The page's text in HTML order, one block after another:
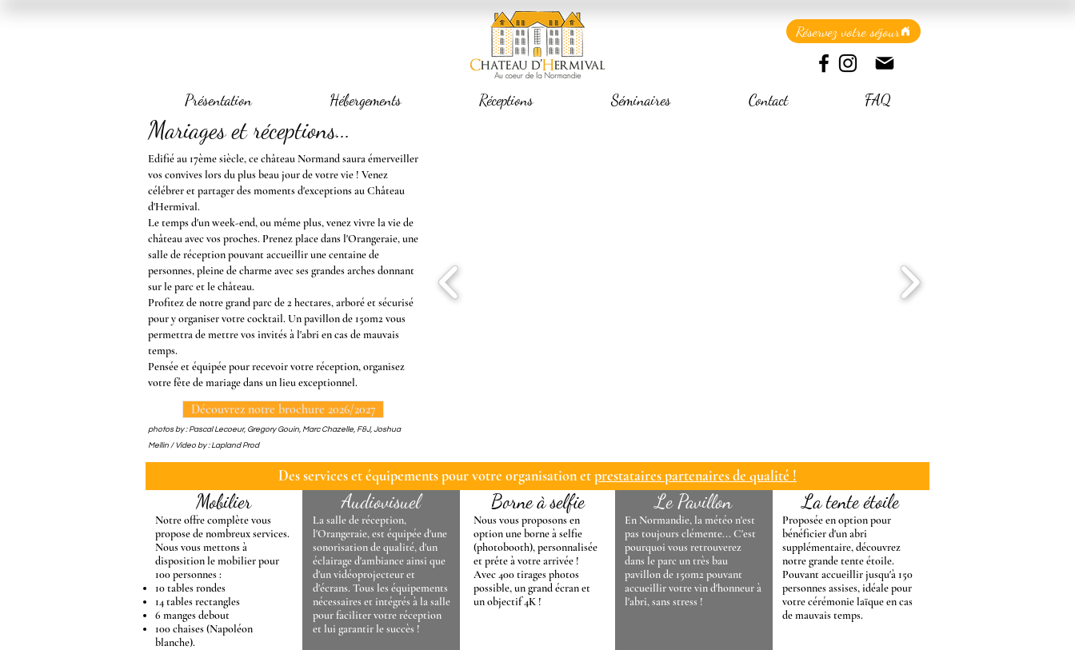
Réservez votre séjour
Présentation Hébergements Réceptions Séminaires Contact FAQ
Mariageset réceptions...
Edifié au 17ème siècle, ce château Normand saura émerveiller
vos convives lors du plus beau jour de votre vie ! Venez
célébrer et partager des moments d'exceptions au Château
d'Hermival.
Le temps d'un week-end, ou même plus, venez vivre la vie de
château avec vos proches. Prenez place dans l'Orangeraie, une
salle de réception pouvant accueillir une centaine de
personnes, pleine de charme avec ses grandes arches donnant
sur le parc et le château.
Profitez de notre grand parc de 2 hectares, arboré et sécurisé
pour y organiser votre cocktail. Un pavillon de 150m2 vous
permettra de mettre vos invités à l'abri en cas de mauvais
temps.
Pensée et équipée pour recevoir votre réception, organisez
votre fête de mariage dans un lieu exceptionnel.
photos by : Pascal Lecoeur, Gregory Gouin, Marc Chazelle, F&J, Joshua
Mellin / Video by : Lapland Prod
Découvrez notre brochure 2026/2027
Des services et équipements pour votre organisation etprestataires partenaires de qualité !
Mobilier
Notre offre complète vous
propose de nombreux services.
Nous vous mettons à
disposition le mobilier pour
100 personnes :
10 tables rondes
14 tables rectangles
6 manges debout
100 chaises (Napoléon
blanche).
Audiovisuel
La salle de réception,
l'Orangeraie, est équipée d'une
sonorisation de qualité, d'un
éclairage d'ambiance ainsi que
d'un vidéoprojecteur et
d'écrans. Tous les équipements
nécessaires et intégrés à la salle
pour faciliter votre réception
et lui garantir le succès !
Borne à selfie
Nous vous proposons en
option une borne à selfie
(photobooth), personnalisée
et prête à votre arrivée !
Avec 400 tirages photos
possible, un grand écran et
un objectif 4K !
Le Pavillon
En Normandie, la météo n'est
pas toujours clémente... C'est
pourquoi vous retrouverez
dans le parc un très bau
pavillon de 150m2 pouvant
accueillir votre vin d'honneur à
l'abri, sans stress !
La tente étoile
Proposée en option pour
bénéficier d'un abri
supplémentaire, découvrez
notre grande tente étoile.
Pouvant accueillir jusqu'à 150
personnes assises, idéale pour
votre cérémonie laïque en cas
de mauvais temps.